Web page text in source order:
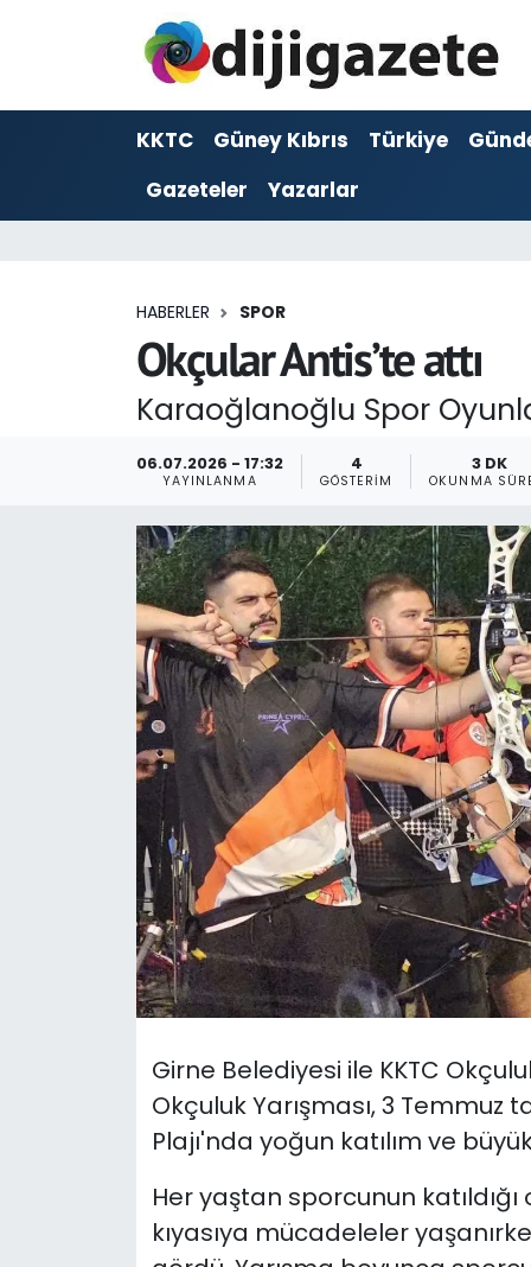
KKTC Güney Kıbrıs Türkiye
Gazeteler
Yazarlar
HABERLER SPOR
Okçular Antis’te attı
Karaoğlanoğlu Spor
06.07.2026 - 17:32
YAYINLANMA
4
GÖSTERIM
3 DK
OKUNMA
Girne Belediyesi ile KKTC
Okçuluk Yarışması, 3
Plajı'nda yoğun katılım ve
Her yaştan sporcunun
kıyasıya mücadeleler
ADVERTORIAL
Dijigazete
Foto Galeri
Gündem
KKTC YEREL SEÇİM 2018
Kültür Sanat
Nöbetçi Eczaneler
Otomobil Dünyası
Teknoloji
Hava Durumu
Trafik Durumu
Haber Arşivi